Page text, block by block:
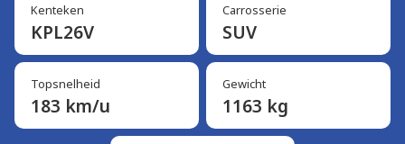
Kenteken
KPL26V
Carrosserie
SUV
Topsnelheid
183 km/u
Gewicht
1163 kg